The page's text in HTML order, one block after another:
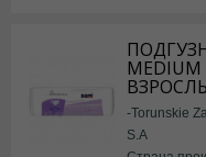
-Torunskie
S.A